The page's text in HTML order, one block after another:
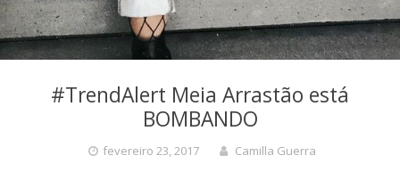
#TrendAlert Meia Arrastão está
BOMBANDO
fevereiro 23, 2017 Camilla Guerra